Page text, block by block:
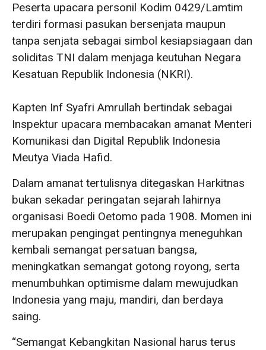
Peserta upacara personil Kodim 0429/Lamtim
terdiri formasi pasukan bersenjata maupun
tanpa senjata sebagai simbol kesiapsiagaan dan
soliditas TNI dalam menjaga keutuhan Negara
Kesatuan Republik Indonesia (NKRI).
‎Kapten Inf Syafri Amrullah bertindak sebagai
Inspektur upacara membacakan amanat Menteri
Komunikasi dan Digital Republik Indonesia
Meutya Viada Hafid.
Dalam amanat tertulisnya ditegaskan Harkitnas
bukan sekadar peringatan sejarah lahirnya
organisasi Boedi Oetomo pada 1908. Momen ini
merupakan pengingat pentingnya meneguhkan
kembali semangat persatuan bangsa,
meningkatkan semangat gotong royong, serta
menumbuhkan optimisme dalam mewujudkan
Indonesia yang maju, mandiri, dan berdaya
saing.
“Semangat Kebangkitan Nasional harus terus